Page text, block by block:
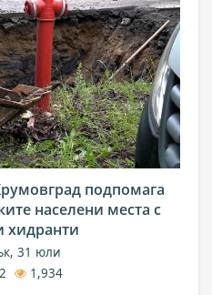
подпомага
населени места с
хидранти
31 юли
1,934